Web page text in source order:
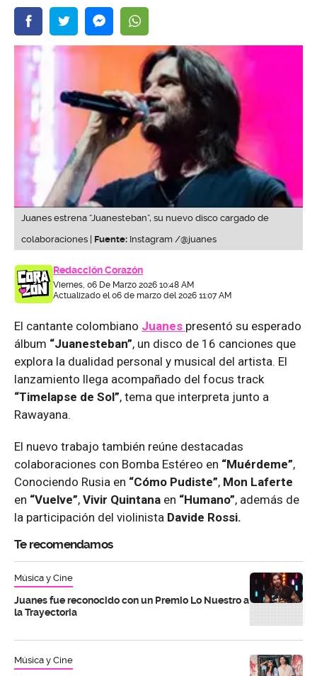
Juanes estrena “Juanesteban”, su nuevo disco cargado de
colaboraciones | Fuente: Instagram /@juanes
Redacción Corazón
Viernes, 06 De Marzo 2026 10:48 AM
Actualizado el 06 de marzo del 2026 11:07 AM
El cantante colombiano Juanes presentó su esperado
álbum “Juanesteban”, un disco de 16 canciones que
explora la dualidad personal y musical del artista. El
lanzamiento llega acompañado del focus track
“Timelapse de Sol”, tema que interpreta junto a
Rawayana.
El nuevo trabajo también reúne destacadas
colaboraciones con Bomba Estéreo en “Muérdeme”,
Conociendo Rusia en “Cómo Pudiste”, Mon Laferte
en “Vuelve”, Vivir Quintana en “Humano”, además de
la participación del violinista Davide Rossi.
Te recomendamos
Música y Cine
Juanes fue reconocido con un Premio Lo Nuestro a
la Trayectoria
Música y Cine